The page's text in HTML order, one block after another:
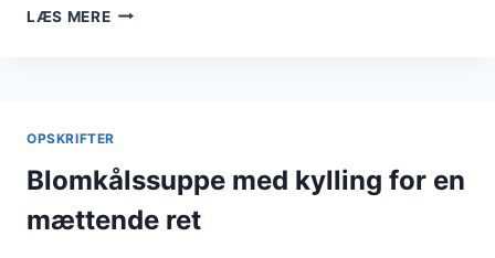
LÆS MEREBLOMKÅLSSUPPE
OPSKRIFTER
Blomkålssuppe med kylling for en
mættende ret